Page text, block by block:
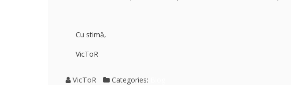
Cu stimă,
VicToR
VicToR Categories: